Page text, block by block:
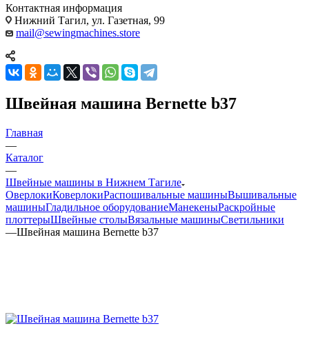
Контактная информация
Нижний Тагил, ул. Газетная, 99
mail@sewingmachines.store
Швейная машина Bernette b37
Главная
—
Каталог
—
Швейные машины в Нижнем Тагиле
ОверлокиКоверлокиРаспошивальные машиныВышивальные
машиныГладильное оборудованиеМанекеныРаскройные
плоттерыШвейные столыВязальные машиныСветильники
—Швейная машина Bernette b37